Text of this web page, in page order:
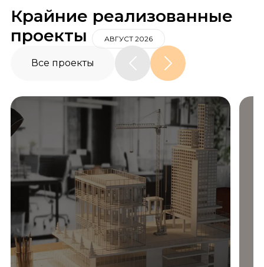
Крайние реализованные
проекты
АВГУСТ 2026
Все проекты